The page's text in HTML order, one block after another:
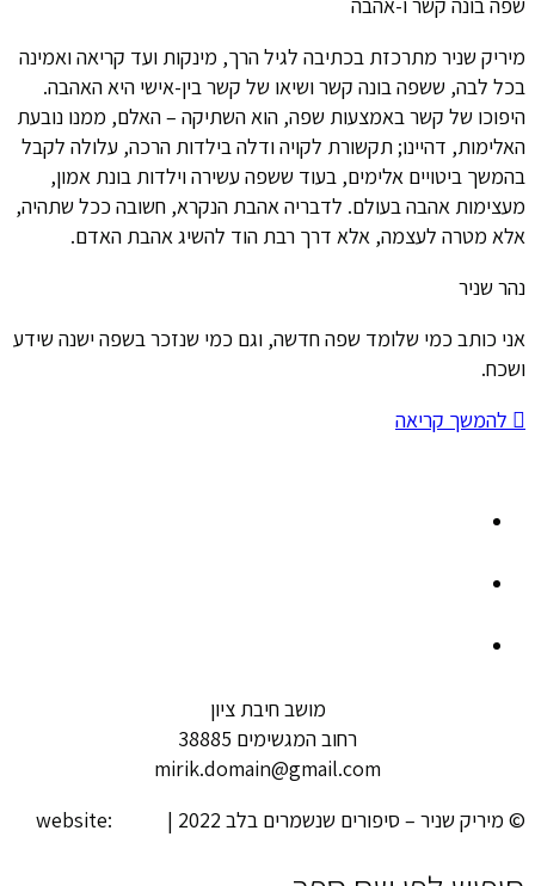
שפה בונה קשר ו-אהבה
מיריק שניר מתרכזת בכתיבה לגיל הרך, מינקות ועד קריאה ואמינה
בכל לבה, ששפה בונה קשר ושיאו של קשר בין-אישי היא האהבה.
היפוכו של קשר באמצעות שפה, הוא השתיקה – האלם, ממנו נובעת
האלימות, דהיינו; תקשורת לקויה ודלה בילדות הרכה, עלולה לקבל
בהמשך ביטויים אלימים, בעוד ששפה עשירה וילדות בונת אמון,
מעצימות אהבה בעולם. לדבריה אהבת הנקרא, חשובה ככל שתהיה,
אלא מטרה לעצמה, אלא דרך רבת הוד להשיג אהבת האדם.
נהר שניר
אני כותב כמי שלומד שפה חדשה, וגם כמי שנזכר בשפה ישנה שידע
ושכח.
להמשך קריאה
מושב חיבת ציון
רחוב המגשימים 38885
mirik.domain@gmail.com
© מיריק שניר – סיפורים שנשמרים בלב 2022 | website: